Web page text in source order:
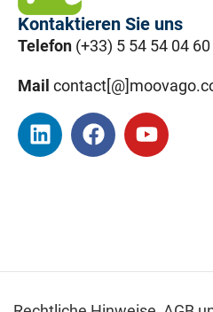
Kontaktieren Sie uns
Telefon (+33) 5 54 54 04 60
Mail